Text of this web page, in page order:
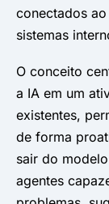
conectados ao
sistemas
O conceito
a IA em um
existentes,
de forma
sair do
agentes